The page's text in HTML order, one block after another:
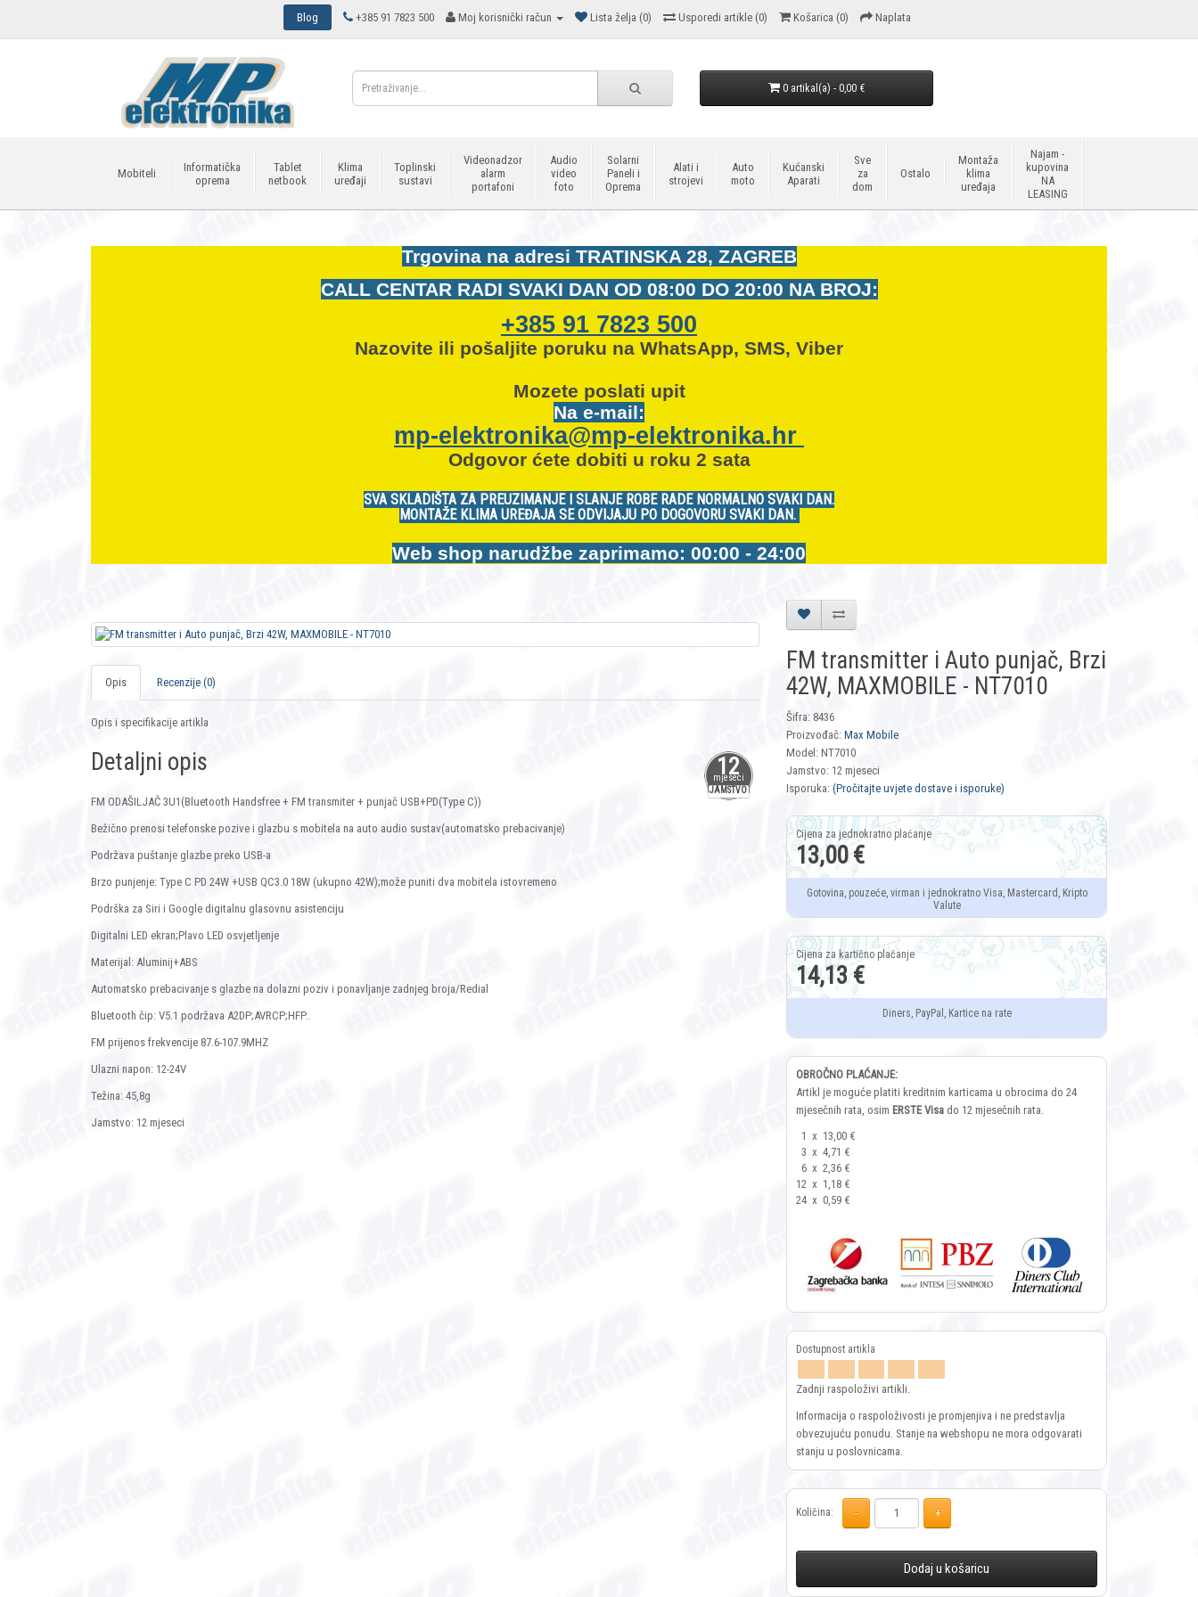
Blog +385 91 7823 500 Moj korisnički račun Lista želja (0) Usporedi artikle (0) Košarica (0) Naplata
0 artikal(a) - 0,00 €
Mobiteli
Informatička
oprema
Tablet
netbook
Klima
uređaji
Toplinski
sustavi
Videonadzor
alarm
portafoni
Audio
video
foto
Solarni
Paneli i
Oprema
Alati i
strojevi
Auto
moto
Kućanski
Aparati
Sve
za
dom
Ostalo
Montaža
klima
uređaja
Najam -
kupovina
NA
LEASING
Trgovina na adresi TRATINSKA 28, ZAGREB
CALL CENTAR RADI SVAKI DAN OD 08:00 DO 20:00 NA BROJ:
+385 91 7823 500
Nazovite ili pošaljite poruku na WhatsApp, SMS, Viber
Mozete poslati upit
Na e-mail:
mp-elektronika@mp-elektronika.hr
Odgovor ćete dobiti u roku 2 sata
SVA SKLADIŠTA ZA PREUZIMANJE I SLANJE ROBE RADE NORMALNO SVAKI DAN.
MONTAŽE KLIMA UREĐAJA SE ODVIJAJU PO DOGOVORU SVAKI DAN.
Web shop narudžbe zaprimamo: 00:00 - 24:00
12
mjeseci
JAMSTVO
Opis Recenzije (0)
Opis i specifikacije artikla
Detaljni opis
FM ODAŠILJAČ 3U1(Bluetooth Handsfree + FM transmiter + punjač USB+PD(Type C))
Bežično prenosi telefonske pozive i glazbu s mobitela na auto audio sustav(automatsko prebacivanje)
Podržava puštanje glazbe preko USB-a
Brzo punjenje: Type C PD 24W +USB QC3.0 18W (ukupno 42W);može puniti dva mobitela istovremeno
Podrška za Siri i Google digitalnu glasovnu asistenciju
Digitalni LED ekran;Plavo LED osvjetljenje
Materijal: Aluminij+ABS
Automatsko prebacivanje s glazbe na dolazni poziv i ponavljanje zadnjeg broja/Redial
Bluetooth čip: V5.1 podržava A2DP;AVRCP;HFP..
FM prijenos frekvencije 87.6-107.9MHZ
Ulazni napon: 12-24V
Težina: 45,8g
Jamstvo: 12 mjeseci
FM transmitter i Auto punjač, Brzi
42W, MAXMOBILE - NT7010
Šifra: 8436
Proizvođač: Max Mobile
Model: NT7010
Jamstvo: 12 mjeseci
Isporuka: (Pročitajte uvjete dostave i isporuke)
13,00 €
Gotovina, pouzeće, virman i jednokratno Visa, Mastercard, Kripto
Valute
14,13 €
Diners, PayPal, Kartice na rate
OBROČNO PLAĆANJE:
Artikl je moguće platiti kreditnim karticama u obrocima do 24
mjesečnih rata, osim ERSTE Visa do 12 mjesečnih rata.
1 x 13,00 €
3 x 4,71 €
6 x 2,36 €
12 x 1,18 €
24 x 0,59 €
Zadnji raspoloživi artikli.
Informacija o raspoloživosti je promjenjiva i ne predstavlja
obvezujuću ponudu. Stanje na webshopu ne mora odgovarati
stanju u poslovnicama.
Količina:
Dodaj u košaricu